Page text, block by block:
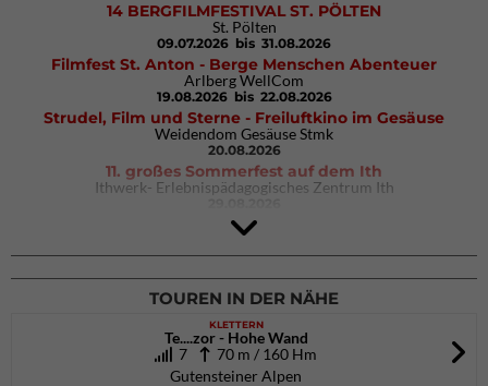
14 BERGFILMFESTIVAL ST. PÖLTEN
St. Pölten
09.07.2026 bis 31.08.2026
Filmfest St. Anton - Berge Menschen Abenteuer
Arlberg WellCom
19.08.2026 bis 22.08.2026
Strudel, Film und Sterne - Freiluftkino im Gesäuse
Weidendom Gesäuse Stmk
20.08.2026
11. großes Sommerfest auf dem Ith
Ithwerk- Erlebnispädagogisches Zentrum Ith
4Blocs KIDS 2026
DAV Kletter- & Boulderzentrum München Süd (Thalkirchen)
26.09.2026
TOUREN IN DER NÄHE
KLETTERN
Te....zor - Hohe Wand
7
70 m / 160 Hm
Gutensteiner Alpen